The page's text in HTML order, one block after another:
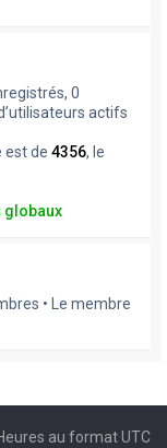
0
actifs
est de 4356, le
globaux
• Le membre
au formatUTC